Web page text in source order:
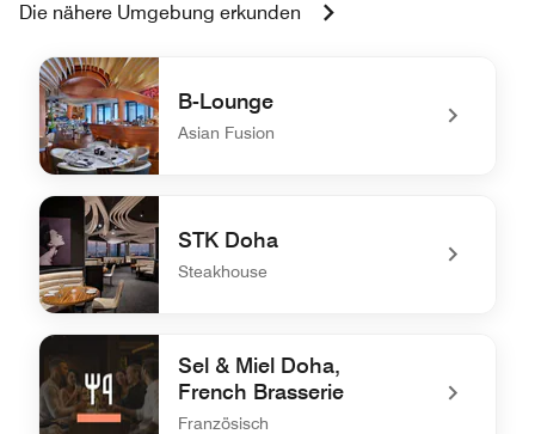
Die nähere Umgebung erkunden
B-Lounge
Asian Fusion
undefined B-Lounge
STK Doha
Steakhouse
undefined STK Doha
Sel & Miel Doha,
French Brasserie
Französisch